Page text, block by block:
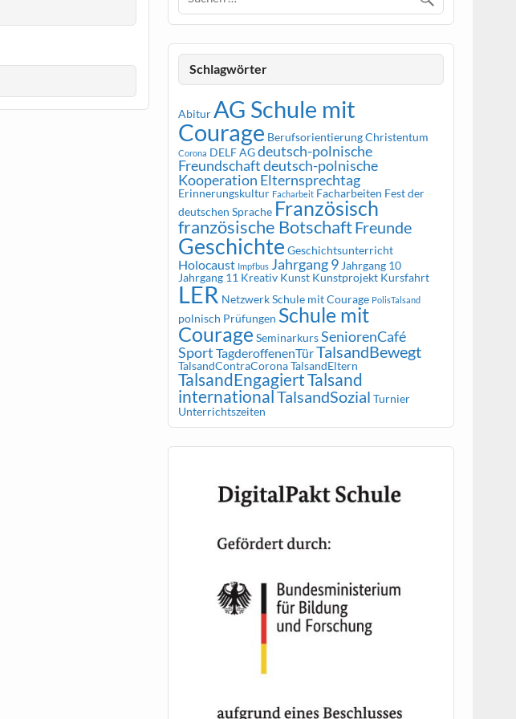
Schlagwörter
AbiturAG Schule mit
Courage BerufsorientierungChristentum
Corona DELF AGdeutsch-polnische
Freundschaftdeutsch-polnische
Kooperation Elternsprechtag
Erinnerungskultur Facharbeit Facharbeiten Fest der
deutschen Sprache Französisch
französische BotschaftFreunde
Geschichte Geschichtsunterricht
Holocaust Impfbus Jahrgang 9 Jahrgang 10
Jahrgang 11 Kreativ Kunst Kunstprojekt Kursfahrt
LER Netzwerk Schule mit Courage PolisTalsand
polnisch Prüfungen Schule mit
Courage SeminarkursSeniorenCafé
Sport TagderoffenenTürTalsandBewegt
TalsandContraCoronaTalsandEltern
TalsandEngagiertTalsand
internationalTalsandSozial Turnier
Unterrichtszeiten